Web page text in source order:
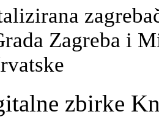
Zagreba i
zbirke